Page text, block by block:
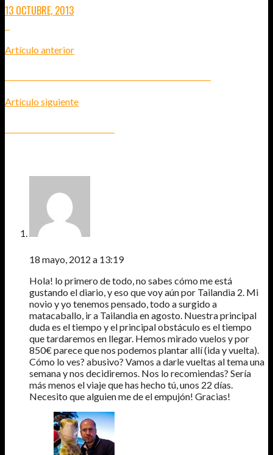
13 OCTUBRE, 2013
Artículo anterior
Artículo siguiente
18 mayo, 2012 a 13:19
Hola! lo primero de todo, no sabes cómo me está
gustando el diario, y eso que voy aún por Tailandia 2. Mi
novio y yo tenemos pensado, todo a surgido a
matacaballo, ir a Tailandia en agosto. Nuestra principal
duda es el tiempo y el principal obstáculo es el tiempo
que tardaremos en llegar. Hemos mirado vuelos y por
850€ parece que nos podemos plantar allí (ida y vuelta).
Cómo lo ves? abusivo? Vamos a darle vueltas al tema una
semana y nos decidiremos. Nos lo recomiendas? Sería
más menos el viaje que has hecho tú, unos 22 días.
Necesito que alguien me de el empujón! Gracias!